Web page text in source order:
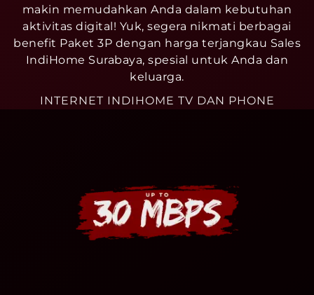
makin memudahkan Anda dalam kebutuhan
aktivitas digital! Yuk, segera nikmati berbagai
benefit Paket 3P dengan harga terjangkau Sales
IndiHome Surabaya, spesial untuk Anda dan
keluarga.
INTERNET INDIHOME TV DAN PHONE